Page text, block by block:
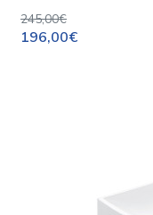
245,00€
196,00€